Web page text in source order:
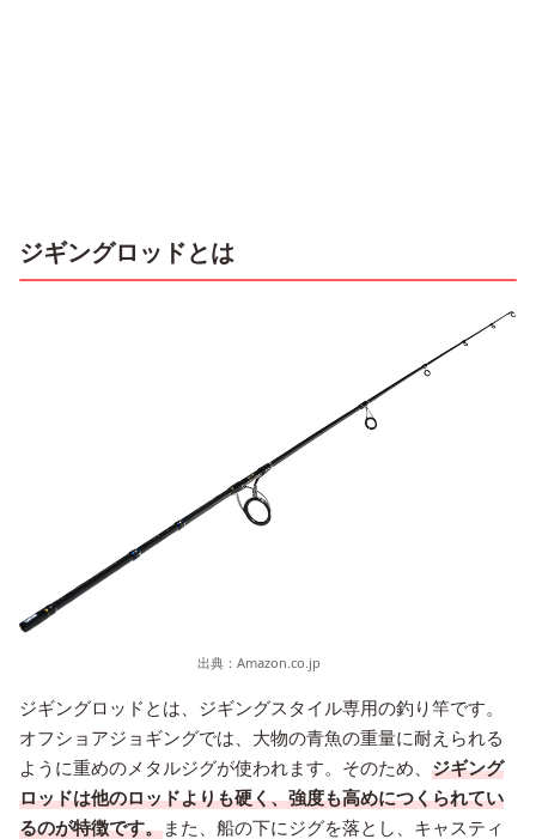
ジギングロッドとは
出典： Amazon.co.jp
ジギングロッドとは、ジギングスタイル専用の釣り竿です。
オフショアジョギングでは、大物の青魚の重量に耐えられる
ように重めのメタルジグが使われます。そのため、 ジギング
ロッドは他のロッドよりも硬く、強度も高めにつくられてい
るのが特徴です。また、船の下にジグを落とし、キャスティ